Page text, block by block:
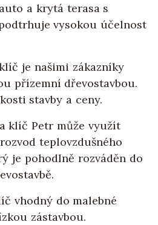
a krytá terasa s
vysokou účelnost
je našimi zákazníky
přízemní dřevostavbou.
stavby a ceny.
klíč Petr může využít
teplovzdušného
je pohodlně rozváděn do
vhodný do malebné
zástavbou.